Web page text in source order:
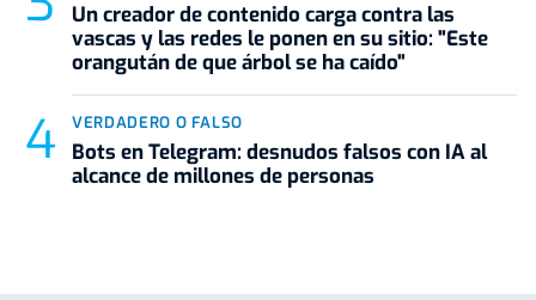
Un creador de contenido carga contra las
vascas y las redes le ponen en su sitio: "Este
orangután de que árbol se ha caído"
VERDADERO O FALSO
Bots en Telegram: desnudos falsos con IA al
alcance de millones de personas